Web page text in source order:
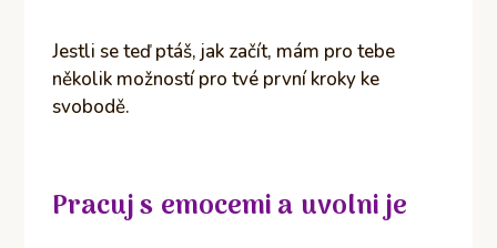
Jestli se teď ptáš, jak začít, mám pro tebe
několik možností pro tvé první kroky ke
svobodě.
Pracuj s emocemi a uvolni je